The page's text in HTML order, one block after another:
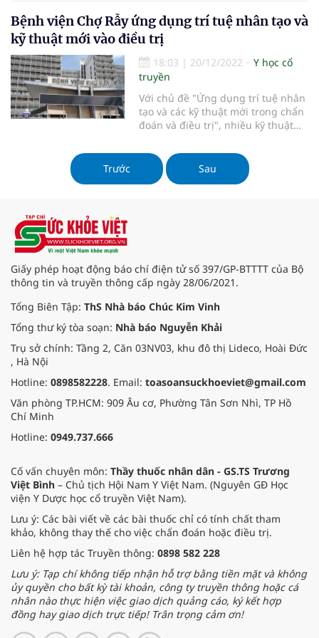
thức giới y khoa. Các tế bào ung
thư có tính chất rất phức tạp và có
khả năng biến hóa khôn lường mà
không bị hệ miễn dịch tiêu diệt. Vì
vậy mà chúng mặc sức tung hoành
và gây bệnh cho cơ thể con người,
thậm chí là không có phương pháp
nào có thể đánh bại chúng khi
bệnh bước vào giai đoạn cuối. Sức
tin liên quan đến ung thư để quý
bạn đọc có thể nắm được.
Bệnh viện Chợ Rẫy ứng dụng trí tuệ nhân tạo và
kỹ thuật mới vào điều trị
18:03 | 20/12/2022
Y học cổ
truyền
Với chủ đề "Ứng dụng trí tuệ nhân
tạo và các kỹ thuật mới trong chẩn
đoán và điều trị", nhiều kỹ thuật
hóa, huyết học, chẩn đoán hình
ảnh, nội soi, siêu âm, y học hạt
nhân, truyền máu… được "trình
Trước Sau
Giấy phép hoạt động báo chí điện tử số 397/GP-BTTTT của Bộ
thông tin và truyền thông cấp ngày 28/06/2021.
Tổng Biên Tập: ThS Nhà báo Chúc Kim Vinh
Tổng thư ký tòa soạn: Nhà báo Nguyễn Khải
Trụ sở chính: Tầng 2, Căn 03NV03, khu đô thị Lideco, Hoài Đức
, Hà Nội
Hotline: 0898582228. Email: toasoansuckhoeviet@gmail.com
Văn phòng TP.HCM: 909 Âu cơ, Phường Tân Sơn Nhì, TP Hồ
Chí Minh
Hotline: 0949.737.666
Cố vấn chuyên môn: Thầy thuốc nhân dân - GS.TS Trương
Việt Bình – Chủ tịch Hội Nam Y Việt Nam. (Nguyên GĐ Học
viện Y Dược học cổ truyền Việt Nam).
Lưu ý: Các bài viết về các bài thuốc chỉ có tính chất tham
khảo, không thay thế cho việc chẩn đoán hoặc điều trị.
Liên hệ hợp tác Truyền thông: 0898 582 228
Lưu ý: Tạp chí không tiếp nhận hỗ trợ bằng tiền mặt và không
ủy quyền cho bất kỳ tài khoản, công ty truyền thông hoặc cá
nhân nào thực hiện việc giao dịch quảng cáo, ký kết hợp
đồng hay giao dịch trực tiếp! Trân trọng cảm ơn!